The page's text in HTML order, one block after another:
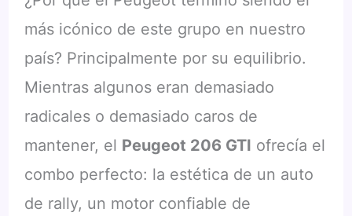
más icónico de este grupo en nuestro
país? Principalmente por su equilibrio.
Mientras algunos eran demasiado
radicales o demasiado caros de
mantener, el Peugeot 206 GTI ofrecía el
combo perfecto: la estética de un auto
de rally, un motor confiable de